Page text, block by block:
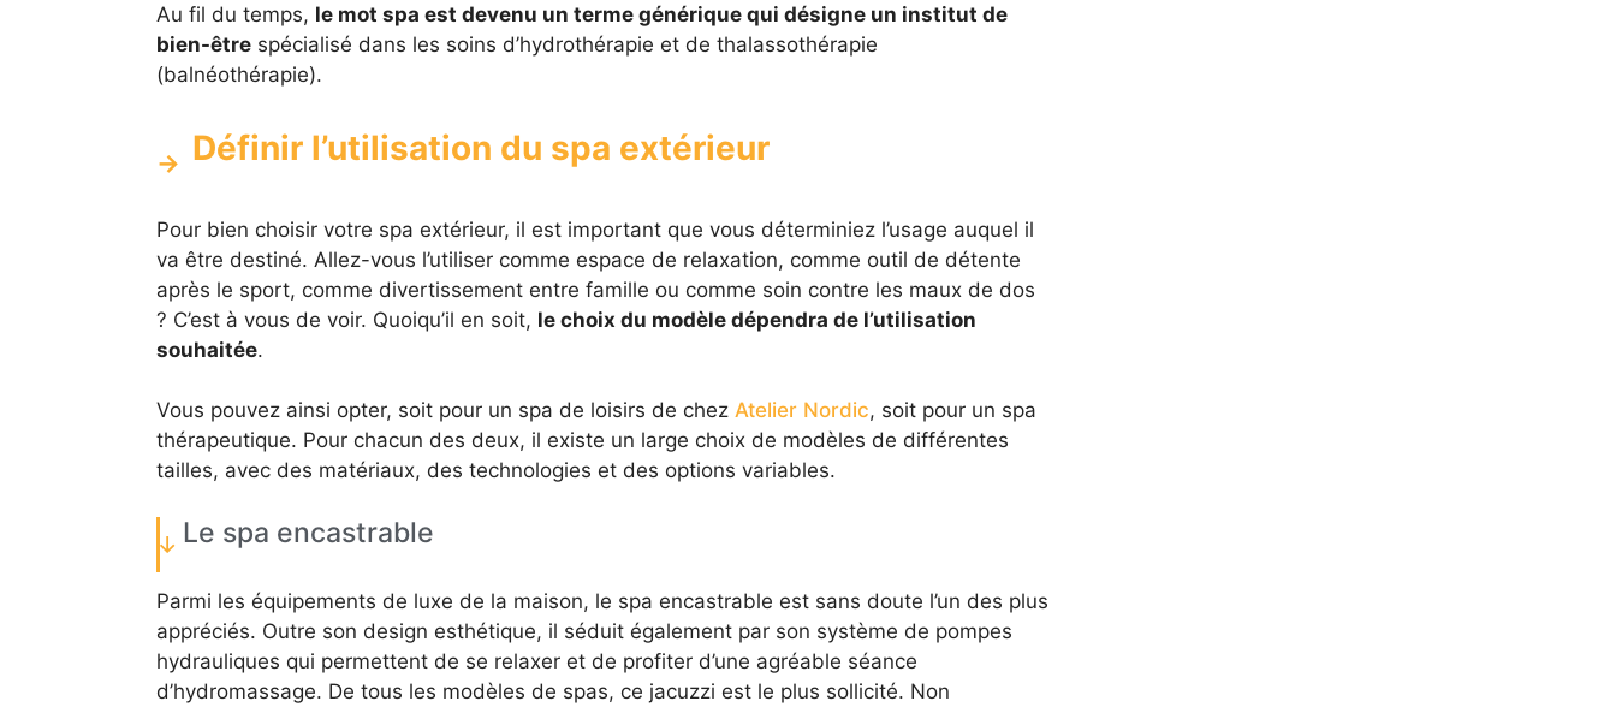
Au fil du temps, le mot spa est devenu un terme générique qui désigne un institut de
bien-êtrespécialisé dans les soins d’hydrothérapie et de thalassothérapie
(balnéothérapie).
Définir l’utilisation du spa extérieur
Pour bien choisir votre spa extérieur, il est important que vous déterminiez l’usage auquel il
va être destiné. Allez-vous l’utiliser comme espace de relaxation, comme outil de détente
après le sport, comme divertissement entre famille ou comme soin contre les maux de dos
? C’est à vous de voir. Quoiqu’il en soit, le choix du modèle dépendra de l’utilisation
souhaitée.
Vous pouvez ainsi opter, soit pour un spa de loisirs de chez Atelier Nordic, soit pour un spa
thérapeutique. Pour chacun des deux, il existe un large choix de modèles de différentes
tailles, avec des matériaux, des technologies et des options variables.
Le spa encastrable
Parmi les équipements de luxe de la maison, le spa encastrable est sans doute l’un des plus
appréciés. Outre son design esthétique, il séduit également par son système de pompes
hydrauliques qui permettent de se relaxer et de profiter d’une agréable séance
d’hydromassage. De tous les modèles de spas, ce jacuzzi est le plus sollicité. Non